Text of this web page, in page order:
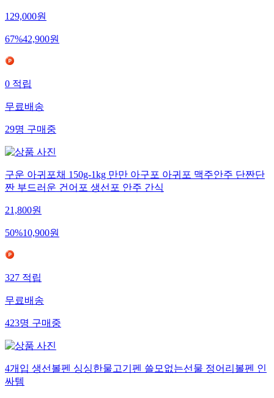
129,000원
67%42,900원
0 적립
무료배송
29명 구매중
구운 아귀포채 150g-1kg 만만 아구포 아귀포 맥주안주 단짠단
짠 부드러운 건어포 생선포 안주 간식
21,800원
50%10,900원
327 적립
무료배송
423명 구매중
4개입 생선볼펜 싱싱한물고기펜 쓸모없는선물 정어리볼펜 인
싸템